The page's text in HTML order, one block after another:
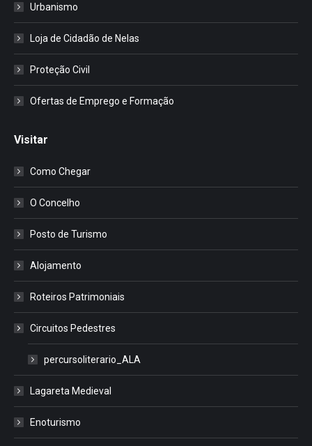
Urbanismo
Loja de Cidadão de Nelas
Proteção Civil
Ofertas de Emprego e Formação
Visitar
Como Chegar
O Concelho
Posto de Turismo
Alojamento
Roteiros Patrimoniais
Circuitos Pedestres
percursoliterario_ALA
Lagareta Medieval
Enoturismo